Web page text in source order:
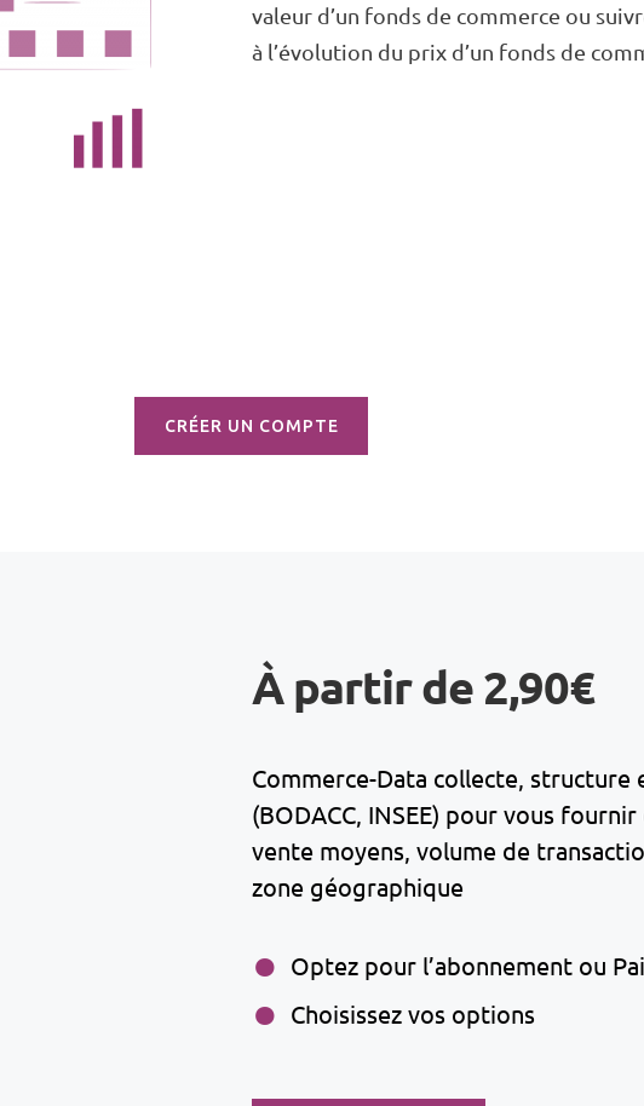
valeur d’un fonds de commerce ou
à l’évolution du prix d’un fonds de
CRÉER UN COMPTE
À partir de 2,90€
Commerce-Data collecte, structure
(BODACC, INSEE) pour vous
vente moyens, volume de
zone géographique
Optez pour l’abonnement ou
Choisissez vos options